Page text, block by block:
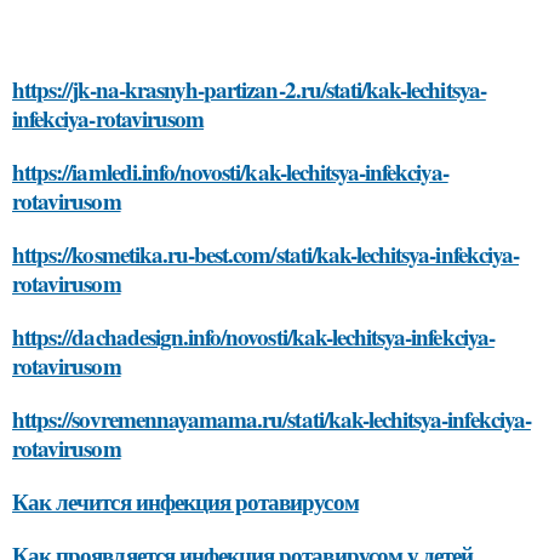
https://jk-na-krasnyh-partizan-2.ru/stati/kak-lechitsya-
infekciya-rotavirusom
https://iamledi.info/novosti/kak-lechitsya-infekciya-
rotavirusom
https://kosmetika.ru-best.com/stati/kak-lechitsya-infekciya-
rotavirusom
https://dachadesign.info/novosti/kak-lechitsya-infekciya-
rotavirusom
https://sovremennayamama.ru/stati/kak-lechitsya-infekciya-
rotavirusom
Как лечится инфекция ротавирусом